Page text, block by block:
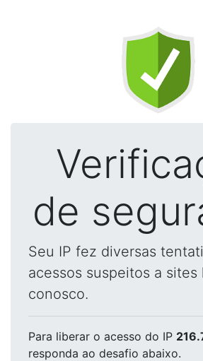
de
Seu IP fez diversas
acessos suspeitos a sites
conosco.
Para liberar o acesso do IP
responda ao desafio abaixo.